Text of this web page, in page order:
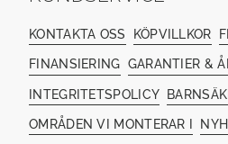
KONTAKTA OSS KÖPVILLKOR
FINANSIERING GARANTIER &
INTEGRITETSPOLICY
OMRÅDEN VI MONTERAR I